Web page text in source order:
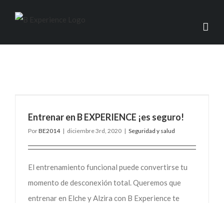
Entrenar en B EXPERIENCE ¡es seguro!
PorBE2014 | diciembre 3rd, 2020 | Seguridad y salud
El entrenamiento funcional puede convertirse tu
momento de desconexión total. Queremos que
entrenar en Elche y Alzira con B Experience te